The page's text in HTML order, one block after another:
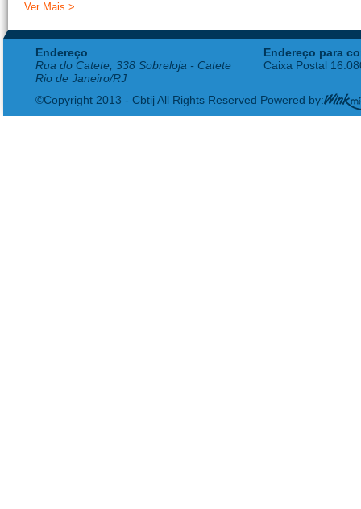
Ver Mais >
Endereço
Rua do Catete, 338 Sobreloja - Catete
Rio de Janeiro/RJ
Endereço para
Caixa Postal
©Copyright 2013 - Cbtij All Rights Reserved Powered by: